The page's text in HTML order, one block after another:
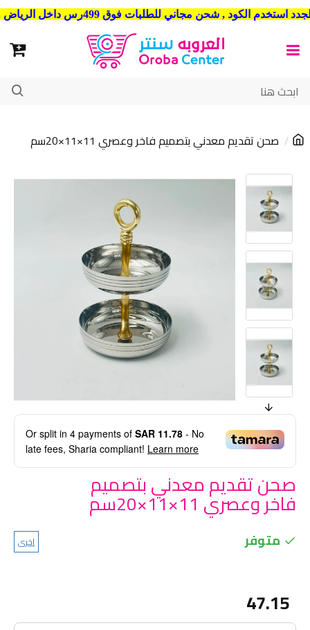
شحن مجاني للطلبات فوق 499رس داخل الرياض . وشحن الي جميع مدن المملكة العربية السعودية
صحن تقديم معدني بتصميم فاخر وعصري 11×11×20سم
Or split in 4 payments of SAR 11.78 - No
late fees, Sharia compliant! Learn more
صحن تقديم معدني بتصميم
فاخر وعصري 11×11×20سم
متوفر اخرى
47.15